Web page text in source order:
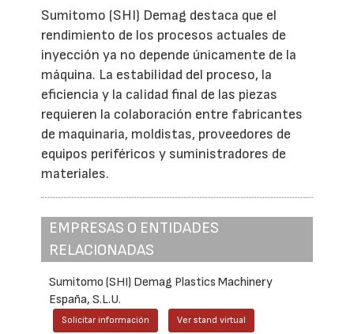
Sumitomo (SHI) Demag destaca que el
rendimiento de los procesos actuales de
inyección ya no depende únicamente de la
máquina. La estabilidad del proceso, la
eficiencia y la calidad final de las piezas
requieren la colaboración entre fabricantes
de maquinaria, moldistas, proveedores de
equipos periféricos y suministradores de
materiales.
EMPRESAS O ENTIDADES
RELACIONADAS
Sumitomo (SHI) Demag Plastics Machinery
España, S.L.U.
Solicitar información Ver stand virtual